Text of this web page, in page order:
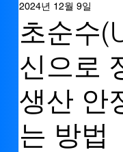
Technology
초순수
신으로
생산 안
는 방법
2024년 12월 9일